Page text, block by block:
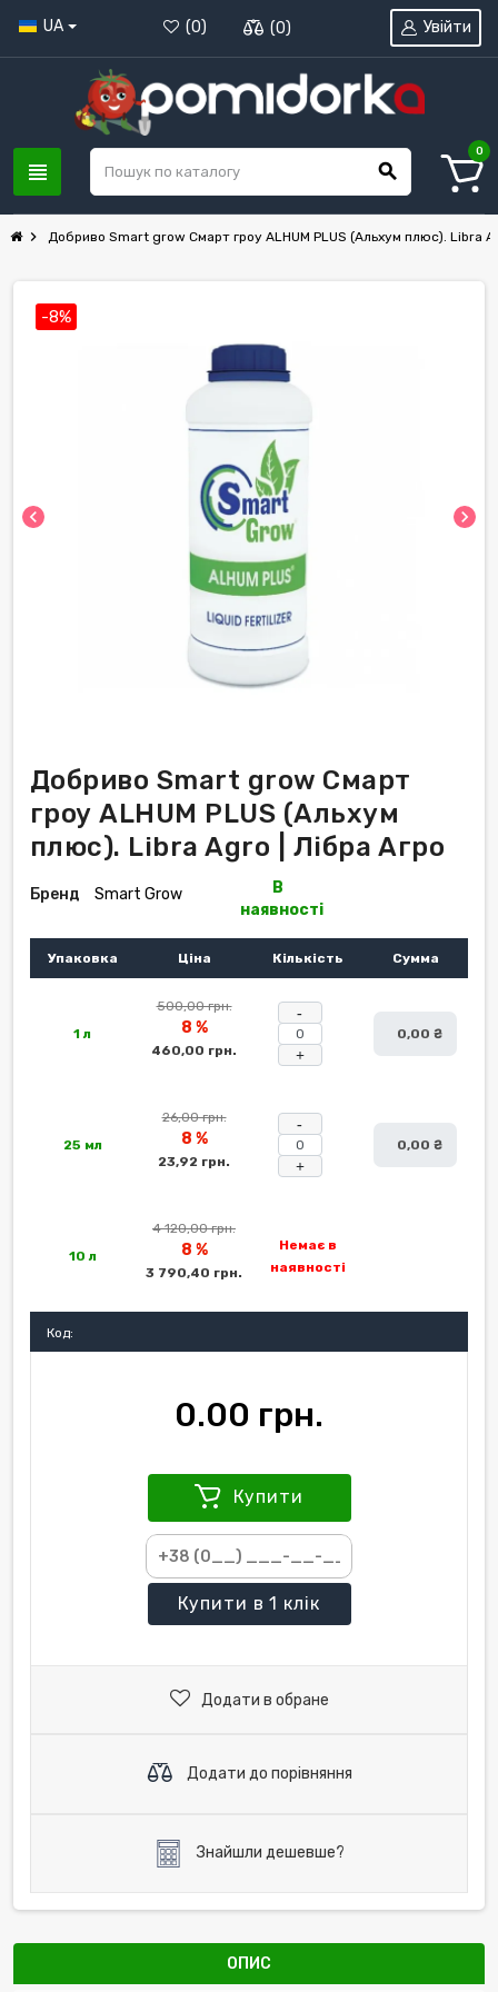
UA (0) (0)
view_headline search
Увійти
0
chevron_right Добриво Smart grow Cмарт гроу ALHUM PLUS (Альхум плюс). Libra
chevron_left chevron_right
-8%
Добриво Smart grow Cмарт
гроу ALHUM PLUS (Альхум
плюс). Libra Agro | Лібра Агро
Бренд Smart Grow
В
наявності
Упаковка Ціна Кількість Сумма
1 л
500,00 грн.
8 %
460,00 грн. +
0,00 ₴
25 мл
26,00 грн.
8 %
23,92 грн. +
0,00 ₴
10 л
4 120,00 грн.
8 %
3 790,40 грн.
Немає в
наявності
Код:
0.00 грн.
Купити
Купити в 1 клік
Додати в обране
Додати до порівняння
Знайшли дешевше?
ОПИС